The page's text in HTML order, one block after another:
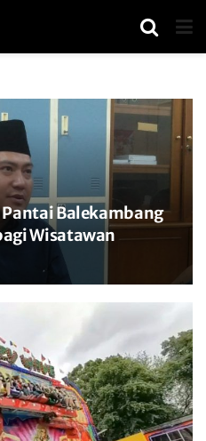
Balekambang
Wisatawan